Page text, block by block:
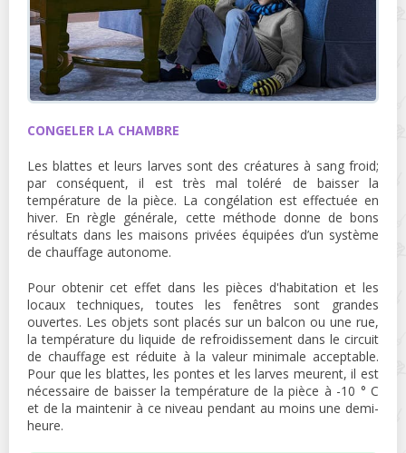
CONGELER LA CHAMBRE
Les blattes et leurs larves sont des créatures à sang froid;
par conséquent, il est très mal toléré de baisser la
température de la pièce. La congélation est effectuée en
hiver. En règle générale, cette méthode donne de bons
résultats dans les maisons privées équipées d’un système
de chauffage autonome.
Pour obtenir cet effet dans les pièces d'habitation et les
locaux techniques, toutes les fenêtres sont grandes
ouvertes. Les objets sont placés sur un balcon ou une rue,
la température du liquide de refroidissement dans le circuit
de chauffage est réduite à la valeur minimale acceptable.
Pour que les blattes, les pontes et les larves meurent, il est
nécessaire de baisser la température de la pièce à -10 ° C
et de la maintenir à ce niveau pendant au moins une demi-
heure.